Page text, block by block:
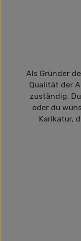
Als Gründer
Qualität der
zuständig.
oder du
Karikatur,